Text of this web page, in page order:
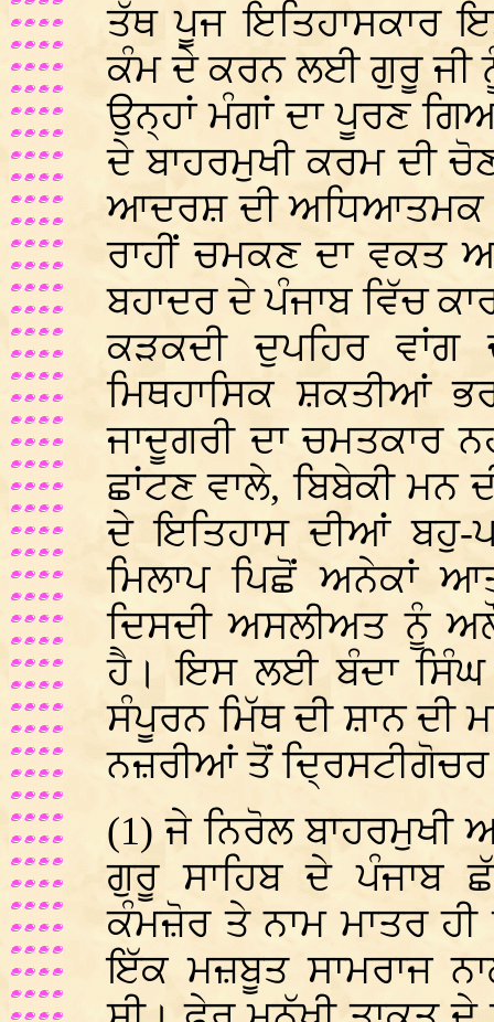
ਤੱਥ ਪੂਜ ਇਤਿਹਾਸਕਾਰ
ਕੰਮ ਦੇ ਕਰਨ ਲਈ ਗੁਰੂ ਜੀ
ਉਨ੍ਹਾਂ ਮੰਗਾਂ ਦਾ ਪੂਰਣ
ਦੇ ਬਾਹਰਮੁਖੀ ਕਰਮ ਦੀ
ਆਦਰਸ਼ ਦੀ ਅਧਿਆਤਮਕ
ਰਾਹੀਂ ਚਮਕਣ ਦਾ ਵਕਤ
ਬਹਾਦਰ ਦੇ ਪੰਜਾਬ ਵਿੱਚ
ਕੜਕਦੀ ਦੁਪਹਿਰ
ਮਿਥਹਾਸਿਕ ਸ਼ਕਤੀਆਂ
ਜਾਦੂਗਰੀ ਦਾ ਚਮਤਕਾਰ
ਛਾਂਟਣ ਵਾਲੇ, ਬਿਬੇਕੀ
ਦੇ ਇਤਿਹਾਸ ਦੀਆਂ ਬਹੁ-
ਮਿਲਾਪ ਪਿਛੋਂ ਅਨੇਕਾਂ
ਦਿਸਦੀ ਅਸਲੀਅਤ ਨੂੰ
ਹੈ। ਇਸ ਲਈ ਬੰਦਾ ਸਿੰਘ
ਸੰਪੂਰਨ ਮਿੱਥ ਦੀ ਸ਼ਾਨ ਦੀ
ਨਜ਼ਰੀਆਂ ਤੋਂ ਦ੍ਰਿਸਟੀਗੋਚਰ
(1) ਜੇ ਨਿਰੋਲ ਬਾਹਰਮੁਖੀ
ਗੁਰੂ ਸਾਹਿਬ ਦੇ ਪੰਜਾਬ
ਕੰਮਜ਼ੋਰ ਤੇ ਨਾਮ ਮਾਤਰ
ਇੱਕ ਮਜ਼ਬੂਤ ਸਾਮਰਾਜ